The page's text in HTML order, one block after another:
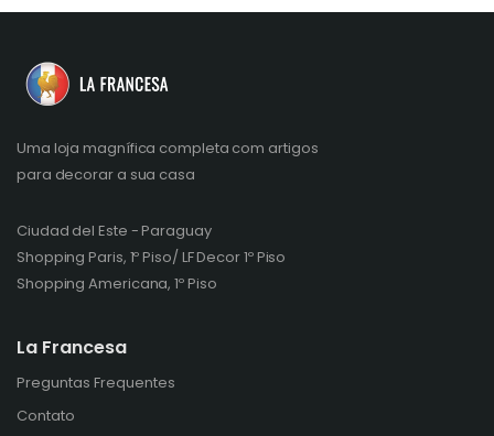
Uma loja magnífica completa com artigos
para decorar a sua casa
Ciudad del Este - Paraguay
Shopping Paris, 1º Piso/ LF Decor 1º Piso
Shopping Americana, 1º Piso
La Francesa
Preguntas Frequentes
Contato